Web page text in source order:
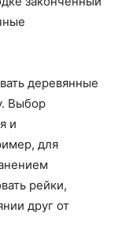
деревянные
Выбор
и
для
рейки,
друг от